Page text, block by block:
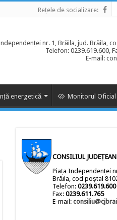
Rețele de socializare:
nr. 1, Brăila, jud. Brăila,
Telefon: 0239.619.600,
E-mail:
energetică Monitorul Oficial
CONSILIUL
Piața Independenței
Brăila, cod poștal
Telefon: 0239.619.600
Fax: 0239.611.765
E-mail: